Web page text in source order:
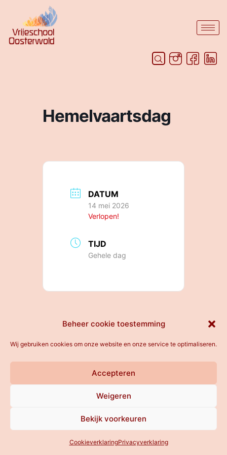
Beheer cookie toestemming
Wij gebruiken cookies om onze website en onze service te optimaliseren.
Accepteren
Weigeren
Bekijk voorkeuren
CookieverklaringPrivacyverklaring
Hemelvaartsdag
DATUM
14 mei 2026
Verlopen!
TIJD
Gehele dag
All rights reserved